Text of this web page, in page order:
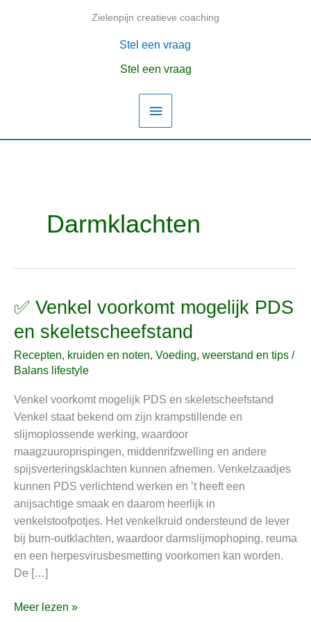
Zielenpijn creatieve coaching
Hoofdmenu
Stel een vraag
Stel een vraag
Darmklachten
✅ Venkel voorkomt mogelijk PDS
en skeletscheefstand
Recepten, kruiden en noten, Voeding, weerstand en tips /
Balans lifestyle
Venkel voorkomt mogelijk PDS en skeletscheefstand
Venkel staat bekend om zijn krampstillende en
slijmoplossende werking, waardoor
maagzuuroprispingen, middenrifzwelling en andere
spijsverteringsklachten kunnen afnemen. Venkelzaadjes
kunnen PDS verlichtend werken en ’t heeft een
anijsachtige smaak en daarom heerlijk in
venkelstoofpotjes. Het venkelkruid ondersteund de lever
bij burn-outklachten, waardoor darmslijmophoping, reuma
en een herpesvirusbesmetting voorkomen kan worden.
De […]
✅
voorkomt
mogelijk
PDS
skeletscheefstand
Meer lezen »